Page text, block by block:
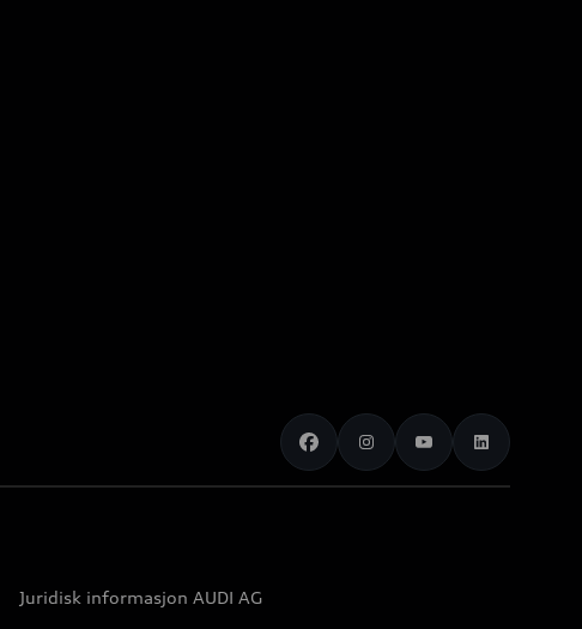
Juridisk informasjon AUDI AG